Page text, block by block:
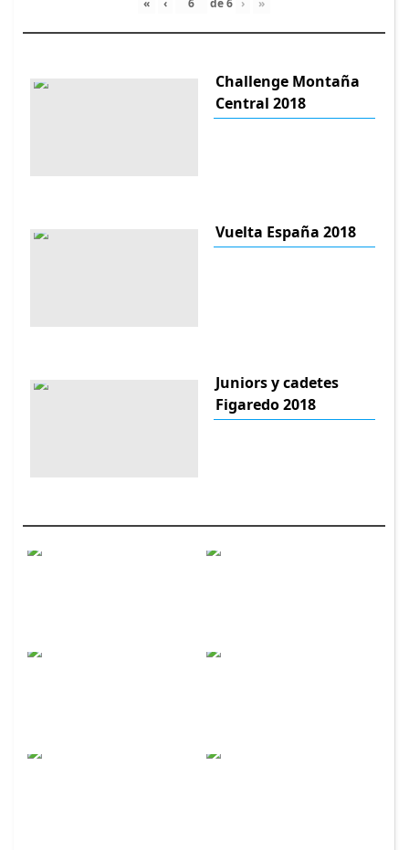
« ‹ de6 › »
Challenge Montaña
Central 2018
Vuelta España 2018
Juniors y cadetes
Figaredo 2018